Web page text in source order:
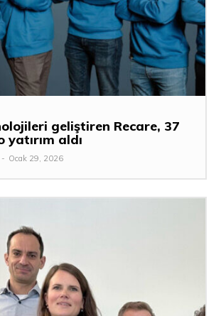
geliştiren Recare, 37
yatırım aldı
- Ocak 29, 2026